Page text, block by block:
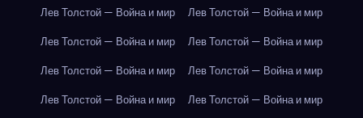
Лев Толстой — Война и мир
Лев Толстой — Война и мир
Лев Толстой — Война и мир
Лев Толстой — Война и мир
Лев Толстой — Война и мир
Лев Толстой — Война и мир
Лев Толстой — Война и мир
Лев Толстой — Война и мир